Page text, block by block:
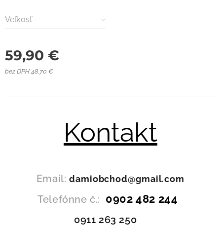
Veľkosť
59,90 €
bez DPH 48,70 €
Kontakt
Email:damiobchod@gmail.com
Telefónne č.: 0902 482 244
0911 263 250